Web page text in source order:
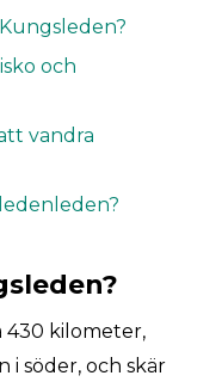
och
vandra
430 kilometer,
i söder, och skär